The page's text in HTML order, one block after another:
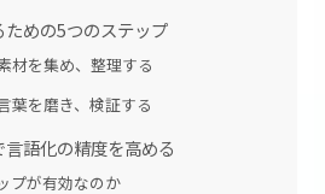
めの5つのステップ
材を集め、整理する
葉を磨き、検証する
語化の精度を高める
プが有効なのか